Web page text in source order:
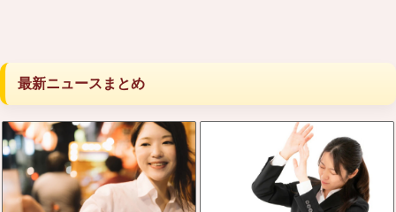
最新ニュースまとめ